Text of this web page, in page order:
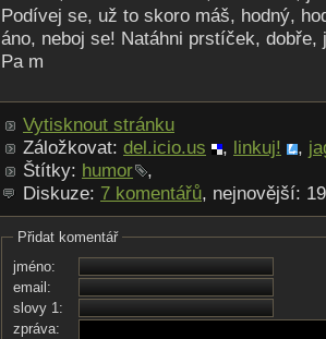
Podívej se, už to skoro máš, hodný,
áno, neboj se! Natáhni prstíček, dobře,
Pa m
Vytisknout stránku
Záložkovat: del.icio.us , linkuj! ,
Štítky: humor
,
Diskuze: 7 komentářů, nejnovější:
Přidat komentář
jméno:
email:
slovy 1:
zpráva: